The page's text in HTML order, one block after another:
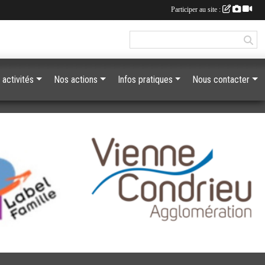
activités Nos actions Infos pratiques Nous contacter
Participer au site :